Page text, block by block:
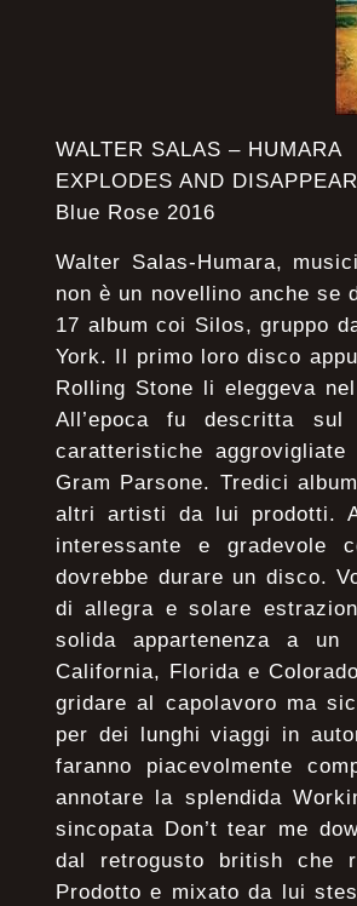
WALTER SALAS – HUMARA
EXPLODES AND
Blue Rose 2016
Walter Salas-Humara,
non è un novellino anche se
17 album coi Silos, gruppo
York. Il primo loro disco
Rolling Stone li eleggeva
All’epoca fu descritta
caratteristiche
Gram Parsone. Tredici
altri artisti da lui prodotti.
interessante e
dovrebbe durare un disco.
di allegra e solare
solida appartenenza a
California, Florida e
gridare al capolavoro ma
per dei lunghi viaggi in
faranno piacevolmente
annotare la splendida
sincopata Don’t tear me
dal retrogusto british che
Prodotto e mixato da lui